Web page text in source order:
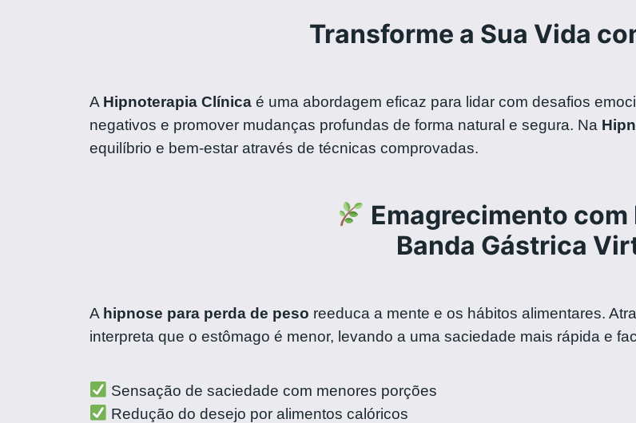
Transforme a Sua Vida
A Hipnoterapia Clínica é uma abordagem eficaz para lidar com desafios
negativos e promover mudanças profundas de forma natural e segura. Na
equilíbrio e bem-estar através de técnicas comprovadas.
Emagrecimento com
Banda Gástrica
A hipnose para perda de peso reeduca a mente e os hábitos alimentares.
interpreta que o estômago é menor, levando a uma saciedade mais rápida e
Sensação de saciedade com menores porções
Redução do desejo por alimentos calóricos